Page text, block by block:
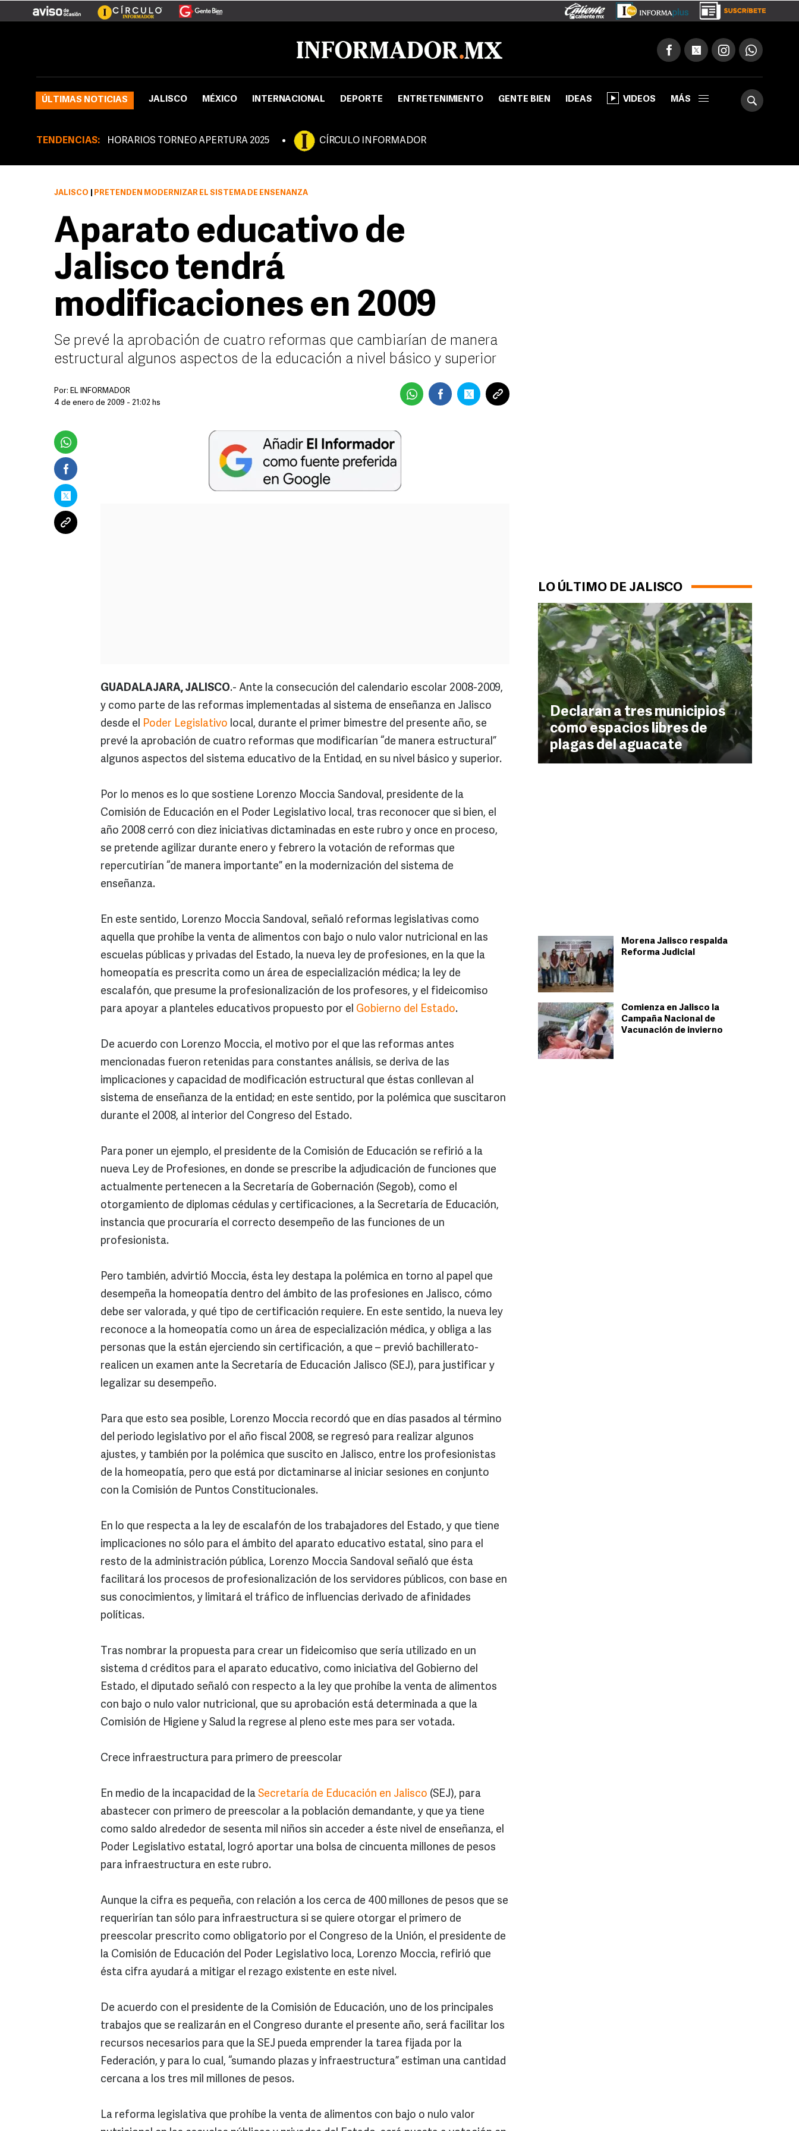
ÚLTIMAS NOTICIAS JALISCO MÉXICO INTERNACIONAL DEPORTE ENTRETENIMIENTO GENTE BIEN IDEAS VIDEOS MÁS
TENDENCIAS: HORARIOS TORNEO APERTURA 2025 CÍRCULO INFORMADOR
LO ÚLTIMO DE JALISCO
Declaran a tres municipios
como espacios libres de
plagas del aguacate
Morena Jalisco respalda
Reforma Judicial
Comienza en Jalisco la
Campaña Nacional de
Vacunación de invierno
JALISCO PRETENDEN MODERNIZAR EL SISTEMA DE ENSEÑANZA
Aparato educativo de
Jalisco tendrá
modificaciones en 2009
Se prevé la aprobación de cuatro reformas que cambiarían de manera
estructural algunos aspectos de la educación a nivel básico y superior
Por: EL INFORMADOR
4 de enero de 2009 - 21:02 hs
GUADALAJARA, JALISCO.- Ante la consecución del calendario escolar 2008-2009,
y como parte de las reformas implementadas al sistema de enseñanza en Jalisco
desde el Poder Legislativo local, durante el primer bimestre del presente año, se
prevé la aprobación de cuatro reformas que modificarían “de manera estructural”
algunos aspectos del sistema educativo de la Entidad, en su nivel básico y superior.
Por lo menos es lo que sostiene Lorenzo Moccia Sandoval, presidente de la
Comisión de Educación en el Poder Legislativo local, tras reconocer que si bien, el
año 2008 cerró con diez iniciativas dictaminadas en este rubro y once en proceso,
se pretende agilizar durante enero y febrero la votación de reformas que
repercutirían “de manera importante” en la modernización del sistema de
enseñanza.
En este sentido, Lorenzo Moccia Sandoval, señaló reformas legislativas como
aquella que prohíbe la venta de alimentos con bajo o nulo valor nutricional en las
escuelas públicas y privadas del Estado, la nueva ley de profesiones, en la que la
homeopatía es prescrita como un área de especialización médica; la ley de
escalafón, que presume la profesionalización de los profesores, y el fideicomiso
para apoyar a planteles educativos propuesto por el Gobierno del Estado.
De acuerdo con Lorenzo Moccia, el motivo por el que las reformas antes
mencionadas fueron retenidas para constantes análisis, se deriva de las
implicaciones y capacidad de modificación estructural que éstas conllevan al
sistema de enseñanza de la entidad; en este sentido, por la polémica que suscitaron
durante el 2008, al interior del Congreso del Estado.
Para poner un ejemplo, el presidente de la Comisión de Educación se refirió a la
nueva Ley de Profesiones, en donde se prescribe la adjudicación de funciones que
actualmente pertenecen a la Secretaría de Gobernación (Segob), como el
otorgamiento de diplomas cédulas y certificaciones, a la Secretaría de Educación,
instancia que procuraría el correcto desempeño de las funciones de un
profesionista.
Pero también, advirtió Moccia, ésta ley destapa la polémica en torno al papel que
desempeña la homeopatía dentro del ámbito de las profesiones en Jalisco, cómo
debe ser valorada, y qué tipo de certificación requiere. En este sentido, la nueva ley
reconoce a la homeopatía como un área de especialización médica, y obliga a las
personas que la están ejerciendo sin certificación, a que – previó bachillerato-
realicen un examen ante la Secretaría de Educación Jalisco (SEJ), para justificar y
legalizar su desempeño.
Para que esto sea posible, Lorenzo Moccia recordó que en días pasados al término
del periodo legislativo por el año fiscal 2008, se regresó para realizar algunos
ajustes, y también por la polémica que suscito en Jalisco, entre los profesionistas
de la homeopatía, pero que está por dictaminarse al iniciar sesiones en conjunto
con la Comisión de Puntos Constitucionales.
En lo que respecta a la ley de escalafón de los trabajadores del Estado, y que tiene
implicaciones no sólo para el ámbito del aparato educativo estatal, sino para el
resto de la administración pública, Lorenzo Moccia Sandoval señaló que ésta
facilitará los procesos de profesionalización de los servidores públicos, con base en
sus conocimientos, y limitará el tráfico de influencias derivado de afinidades
políticas.
Tras nombrar la propuesta para crear un fideicomiso que sería utilizado en un
sistema d créditos para el aparato educativo, como iniciativa del Gobierno del
Estado, el diputado señaló con respecto a la ley que prohíbe la venta de alimentos
con bajo o nulo valor nutricional, que su aprobación está determinada a que la
Comisión de Higiene y Salud la regrese al pleno este mes para ser votada.
Crece infraestructura para primero de preescolar
En medio de la incapacidad de la Secretaría de Educación en Jalisco (SEJ), para
abastecer con primero de preescolar a la población demandante, y que ya tiene
como saldo alrededor de sesenta mil niños sin acceder a éste nivel de enseñanza, el
Poder Legislativo estatal, logró aportar una bolsa de cincuenta millones de pesos
para infraestructura en este rubro.
Aunque la cifra es pequeña, con relación a los cerca de 400 millones de pesos que se
requerirían tan sólo para infraestructura si se quiere otorgar el primero de
preescolar prescrito como obligatorio por el Congreso de la Unión, el presidente de
la Comisión de Educación del Poder Legislativo loca, Lorenzo Moccia, refirió que
ésta cifra ayudará a mitigar el rezago existente en este nivel.
De acuerdo con el presidente de la Comisión de Educación, uno de los principales
trabajos que se realizarán en el Congreso durante el presente año, será facilitar los
recursos necesarios para que la SEJ pueda emprender la tarea fijada por la
Federación, y para lo cual, “sumando plazas y infraestructura” estiman una cantidad
cercana a los tres mil millones de pesos.
La reforma legislativa que prohíbe la venta de alimentos con bajo o nulo valor